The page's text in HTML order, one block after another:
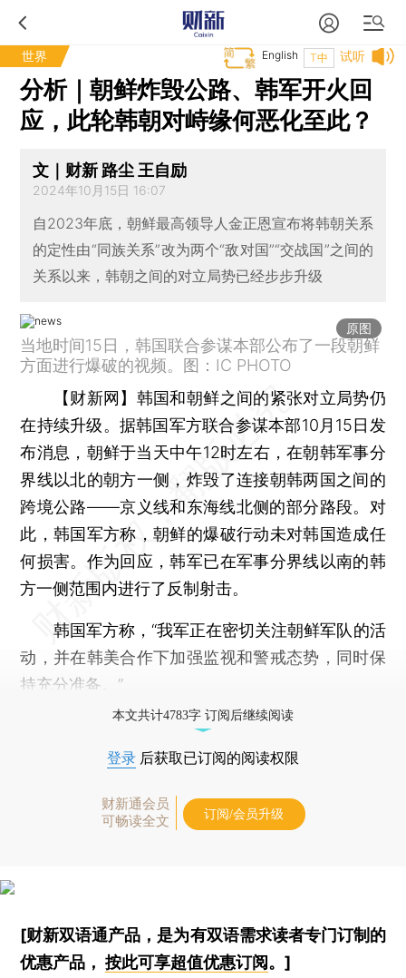
世界 试听
T中
English
分析｜朝鲜炸毁公路、韩军开火回
应，此轮韩朝对峙缘何恶化至此？
文｜财新 路尘 王自励
2024年10月15日 16:07
自2023年底，朝鲜最高领导人金正恩宣布将韩朝关系
的定性由“同族关系”改为两个“敌对国”“交战国”之间的
关系以来，韩朝之间的对立局势已经步步升级
原图
当地时间15日，韩国联合参谋本部公布了一段朝鲜
方面进行爆破的视频。图：IC PHOTO
【财新网】 韩国和朝鲜之间的紧张对立局势仍
在持续升级。据韩国军方联合参谋本部10月15日发
布消息，朝鲜于当天中午12时左右，在朝韩军事分
界线以北的朝方一侧，炸毁了连接朝韩两国之间的
跨境公路——京义线和东海线北侧的部分路段。对
此，韩国军方称，朝鲜的爆破行动未对韩国造成任
何损害。作为回应，韩军已在军事分界线以南的韩
方一侧范围内进行了反制射击。
韩国军方称，“我军正在密切关注朝鲜军队的活
动，并在韩美合作下加强监视和警戒态势，同时保
持充分准备。”
本文共计4783字 订阅后继续阅读
登录 后获取已订阅的阅读权限
财新通会员
可畅读全文
订阅/会员升级
[财新双语通产品，是为有双语需求读者专门订制的
优惠产品，按此可享超值优惠订阅 。]